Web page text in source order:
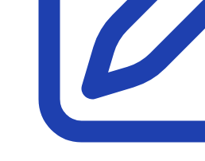
Молодіжні лідери УТОГ
Ветерани УТОГ
Мережа УТОГ
Підприємства УТОГ
Рекорди УТОГ
Видання УТОГ
Звіти
Посилання сторінок УТОГ
Контакти
Навчальні програми